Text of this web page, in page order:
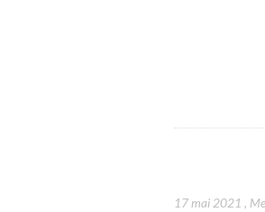
17 mai 2021 ,